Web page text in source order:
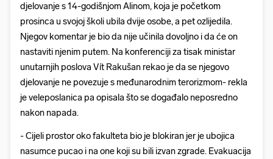
djelovanje s 14-godišnjom Alinom, koja je početkom
prosinca u svojoj školi ubila dvije osobe, a pet ozlijedila.
Njegov komentar je bio da nije učinila dovoljno i da će on
nastaviti njenim putem. Na konferenciji za tisak ministar
unutarnjih poslova Vít Rakušan rekao je da se njegovo
djelovanje ne povezuje s međunarodnim terorizmom- rekla
je veleposlanica pa opisala što se događalo neposredno
nakon napada.
- Cijeli prostor oko fakulteta bio je blokiran jer je ubojica
nasumce pucao i na one koji su bili izvan zgrade. Evakuacija